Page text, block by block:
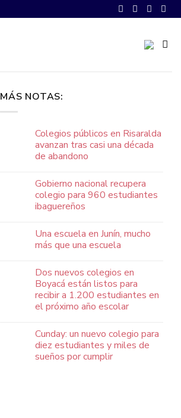
MÁS NOTAS:
Colegios públicos en Risaralda
avanzan tras casi una década
de abandono
Gobierno nacional recupera
colegio para 960 estudiantes
ibaguereños
Una escuela en Junín, mucho
más que una escuela
Dos nuevos colegios en
Boyacá están listos para
recibir a 1.200 estudiantes en
el próximo año escolar
Cunday: un nuevo colegio para
diez estudiantes y miles de
sueños por cumplir